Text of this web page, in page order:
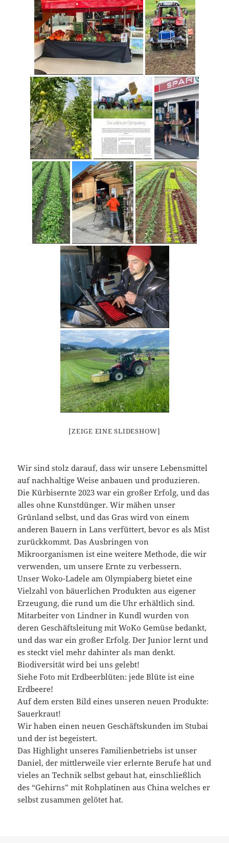
[ZEIGE EINE SLIDESHOW]
Wir sind stolz darauf, dass wir unsere Lebensmittel
auf nachhaltige Weise anbauen und produzieren.
Die Kürbisernte 2023 war ein großer Erfolg, und das
alles ohne Kunstdünger. Wir mähen unser
Grünland selbst, und das Gras wird von einem
anderen Bauern in Lans verfüttert, bevor es als Mist
zurückkommt. Das Ausbringen von
Mikroorganismen ist eine weitere Methode, die wir
verwenden, um unsere Ernte zu verbessern.
Unser Woko-Ladele am Olympiaberg bietet eine
Vielzahl von bäuerlichen Produkten aus eigener
Erzeugung, die rund um die Uhr erhältlich sind.
Mitarbeiter von Lindner in Kundl wurden von
deren Geschäftsleitung mit WoKo Gemüse bedankt,
und das war ein großer Erfolg. Der Junior lernt und
es steckt viel mehr dahinter als man denkt.
Biodiversität wird bei uns gelebt!
Siehe Foto mit Erdbeerblüten: jede Blüte ist eine
Erdbeere!
Auf dem ersten Bild eines unseren neuen Produkte:
Sauerkraut!
Wir haben einen neuen Geschäftskunden im Stubai
und der ist begeistert.
Das Highlight unseres Familienbetriebs ist unser
Daniel, der mittlerweile vier erlernte Berufe hat und
vieles an Technik selbst gebaut hat, einschließlich
des “Gehirns” mit Rohplatinen aus China welches er
selbst zusammen gelötet hat.